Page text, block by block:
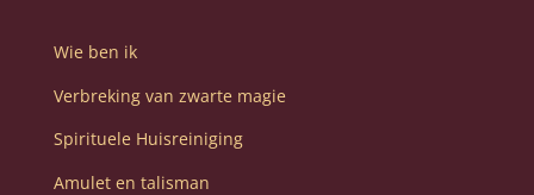
Wie ben ik
Verbreking van zwarte magie
Spirituele Huisreiniging
Amulet en talisman